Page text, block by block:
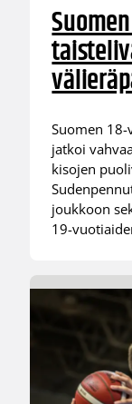
Suomen
jatkoi
kisojen
joukkoon
19-